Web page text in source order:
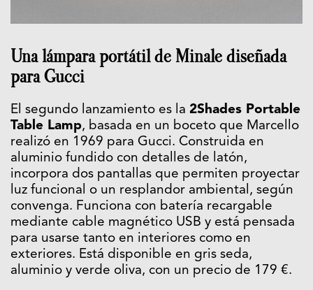
Una lámpara portátil de Minale diseñada
para Gucci
El segundo lanzamiento es la 2Shades Portable
Table Lamp, basada en un boceto que Marcello
realizó en 1969 para Gucci. Construida en
aluminio fundido con detalles de latón,
incorpora dos pantallas que permiten proyectar
luz funcional o un resplandor ambiental, según
convenga. Funciona con batería recargable
mediante cable magnético USB y está pensada
para usarse tanto en interiores como en
exteriores. Está disponible en gris seda,
aluminio y verde oliva, con un precio de 179 €.